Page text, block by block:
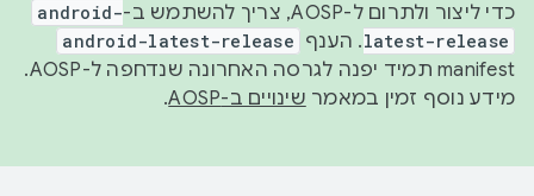
כדי ליצור ולתרום ל-AOSP, צריך להשתמש ב-
android-
latest-release. הענף android-latest-release
manifest תמיד יפנה לגרסה האחרונה שנדחפה ל-AOSP.
מידע נוסף זמין במאמר שינויים ב-AOSP .